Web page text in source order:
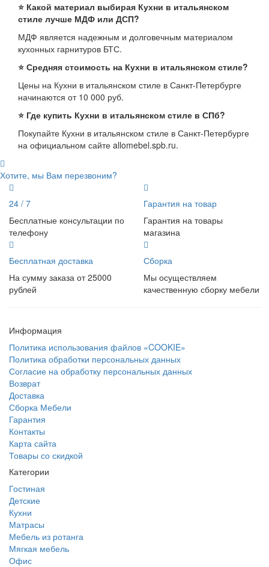
⭐ Какой материал выбирая Кухни в итальянском
стиле лучше МДФ или ДСП?
МДФ является надежным и долговечным материалом
кухонных гарнитуров БТС.
⭐ Средняя стоимость на Кухни в итальянском стиле?
Цены на Кухни в итальянском стиле в Санкт-Петербурге
начинаются от 10 000 руб.
⭐ Где купить Кухни в итальянском стиле в СПб?
Покупайте Кухни в итальянском стиле в Санкт-Петербурге
на официальном сайте allomebel.spb.ru.
Хотите, мы Вам перезвоним?
24 / 7
Бесплатные консультации по
телефону
Гарантия на товар
Гарантия на товары
магазина
Бесплатная доставка
На сумму заказа от 25000
рублей
Сборка
Мы осуществляем
качественную сборку мебели
Информация
Политика использования файлов «COOKIE»
Политика обработки персональных данных
Согласие на обработку персональных данных
Возврат
Доставка
Сборка Мебели
Гарантия
Контакты
Карта сайта
Товары со скидкой
Категории
Гостиная
Детские
Кухни
Матрасы
Мебель из ротанга
Мягкая мебель
Офис